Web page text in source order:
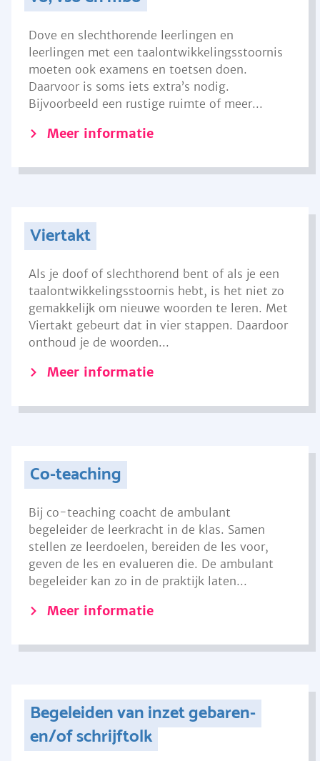
Dove en slechthorende leerlingen en
leerlingen met een taalontwikkelingsstoornis
moeten ook examens en toetsen doen.
Daarvoor is soms iets extra’s nodig.
Bijvoorbeeld een rustige ruimte of meer...
Meer informatie
Viertakt
Als je doof of slechthorend bent of als je een
taalontwikkelingsstoornis hebt, is het niet zo
gemakkelijk om nieuwe woorden te leren. Met
Viertakt gebeurt dat in vier stappen. Daardoor
onthoud je de woorden...
Meer informatie
Co-teaching
Bij co-teaching coacht de ambulant
begeleider de leerkracht in de klas. Samen
stellen ze leerdoelen, bereiden de les voor,
geven de les en evalueren die. De ambulant
begeleider kan zo in de praktijk laten...
Meer informatie
Begeleiden van inzet gebaren-
en/of schrijftolk